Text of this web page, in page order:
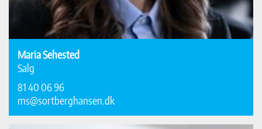
Maria Sehested
Salg
81 40 06 96
ms@sortberghansen.dk